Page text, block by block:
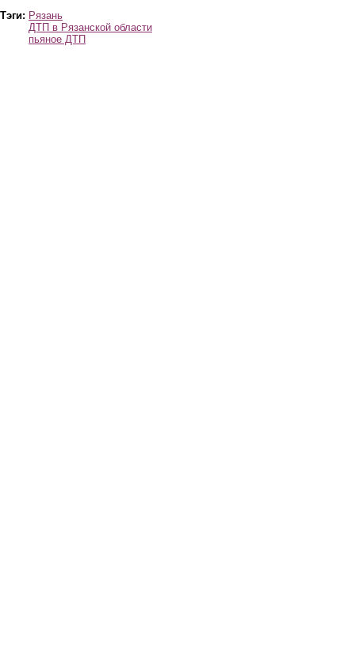
Тэги: Рязань
ДТП в Рязанской области
пьяное ДТП